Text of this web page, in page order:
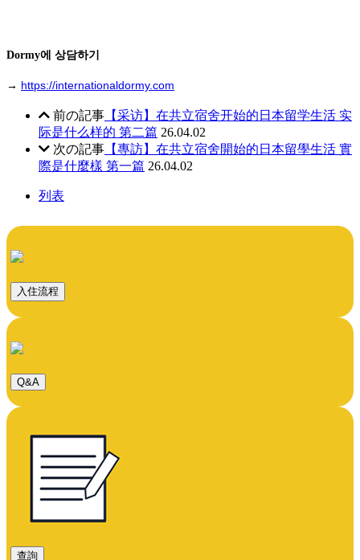
Dormy에 상담하기
→ https://internationaldormy.com
前の記事 【采访】在共立宿舍开始的日本留学生活 实
际是什么样的 第二篇 26.04.02
次の記事 【專訪】在共立宿舍開始的日本留學生活 實
際是什麼樣 第一篇 26.04.02
列表
入住流程
Q&A
查詢